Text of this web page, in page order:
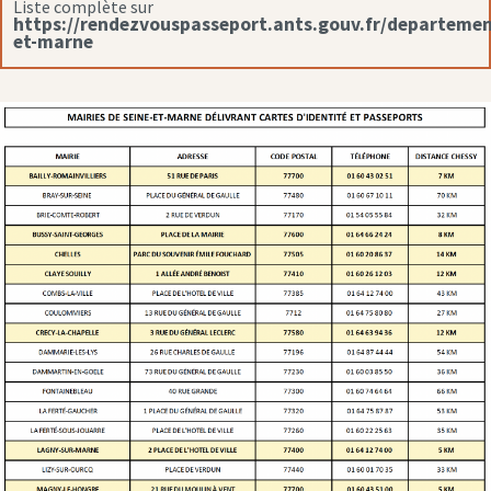
Liste complète sur
https://rendezvouspasseport.ants.gouv.fr/
et-marne